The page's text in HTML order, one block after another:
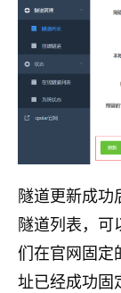
隧道更新成
隧道列表，可
们在官网固定
址已经成功固